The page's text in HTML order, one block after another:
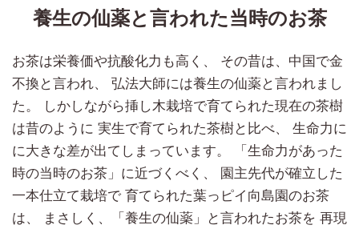
養生の仙薬と言われた当時のお茶
お茶は栄養価や抗酸化力も高く、 その昔は、中国で金
不換と言われ、 弘法大師には養生の仙薬と言われまし
た。 しかしながら挿し木栽培で育てられた現在の茶樹
は昔のように 実生で育てられた茶樹と比べ、 生命力に
に大きな差が出てしまっています。 「生命力があった
時の当時のお茶」に近づくべく、 園主先代が確立した
一本仕立て栽培で 育てられた葉っピイ向島園のお茶
は、 まさしく、「養生の仙薬」と言われたお茶を 再現